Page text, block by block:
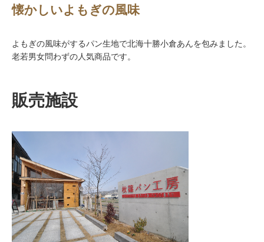
懐かしいよもぎの風味
よもぎの風味がするパン生地で北海十勝小倉あんを包みました。
老若男女問わずの人気商品です。
販売施設